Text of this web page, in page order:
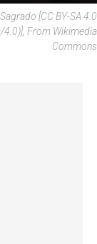
[CC BY-SA 4.0
From Wikimedia
Commons